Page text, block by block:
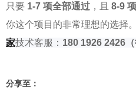
只要 1-7 项全部通过 ，且 8-9
你这个项目的非常理想的选择
家技术客服： 180 1926 2426
分享至：